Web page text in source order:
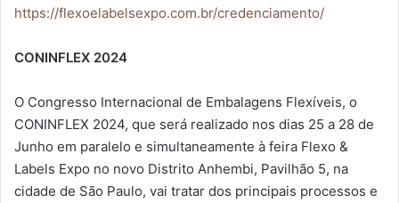
https://flexoelabelsexpo.com.br/credenciamento/
CONINFLEX 2024
O Congresso Internacional de Embalagens Flexíveis, o
CONINFLEX 2024, que será realizado nos dias 25 a 28 de
Junho em paralelo e simultaneamente à feira Flexo &
Labels Expo no novo Distrito Anhembi, Pavilhão 5, na
cidade de São Paulo, vai tratar dos principais processos e